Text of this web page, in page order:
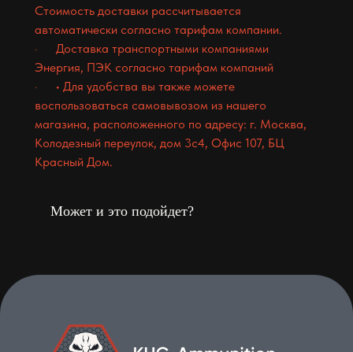
Стоимость доставки рассчитывается
автоматически согласно тарифам компании.
· Доставка транспортными компаниями
Энергия, ПЭК согласно тарифам компаний
· • Для удобства вы также можете
воспользоваться самовывозом из нашего
магазина, расположенного по адресу: г. Москва,
Колодезный переулок, дом 3с4, Офис 107, БЦ
Красный Дом.
Может и это подойдет?